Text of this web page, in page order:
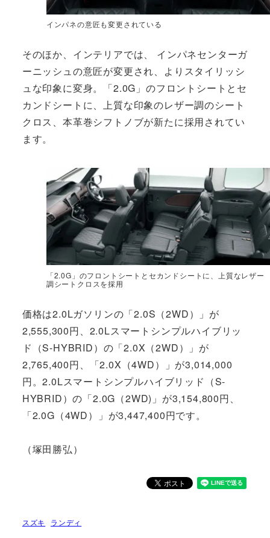
インパネの意匠も変更されている
そのほか、インテリアでは、 インパネセンターガ
ーニッシュの意匠が変更され、よりスタイリッシ
ュな印象に変身。「2.0G」のフロントシートとセ
カンドシートに、上質な印象のレザー調のシート
クロス、本革巻シフトノブが新たに採用されてい
ます。
「2.0G」のフロントシートとセカンドシートに、上質なレザー
調シートクロスを採用
価格は2.0Lガソリンの「2.0S（2WD）」が
2,555,300円、2.0Lスマートシンプルハイブリッ
ド（S-HYBRID）の「2.0X（2WD）」が
2,765,400円、「2.0X（4WD）」が3,014,000
円。2.0Lスマートシンプルハイブリッド（S-
HYBRID）の「2.0G（2WD)」が3,154,800円、
「2.0G（4WD）」が3,447,400円です。
（塚田勝弘）
スズキ ランディ